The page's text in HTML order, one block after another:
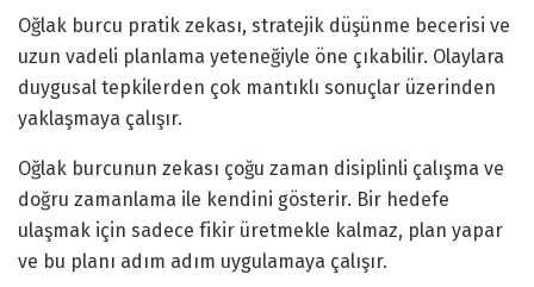
Oğlak burcu pratik zekası, stratejik düşünme becerisi ve
uzun vadeli planlama yeteneğiyle öne çıkabilir. Olaylara
duygusal tepkilerden çok mantıklı sonuçlar üzerinden
yaklaşmaya çalışır.
Oğlak burcunun zekası çoğu zaman disiplinli çalışma ve
doğru zamanlama ile kendini gösterir. Bir hedefe
ulaşmak için sadece fikir üretmekle kalmaz, plan yapar
ve bu planı adım adım uygulamaya çalışır.